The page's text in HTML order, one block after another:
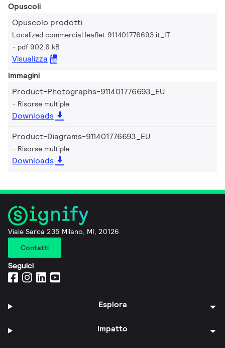
Opuscoli
Opuscolo prodotti
Localized commercial leaflet 911401776693 it_IT
pdf 902.6 kB
Visualizza
Immagini
Product-Photographs-911401776693_EU
Risorse multiple
Downloads
Product-Diagrams-911401776693_EU
Risorse multiple
Downloads
Viale Sarca 235 Milano, MI, 20126
Contatti
Seguici
Esplora
Impatto